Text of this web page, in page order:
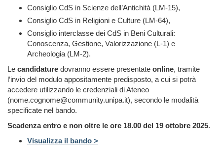
Consiglio CdS in Scienze dell’Antichità (LM-15),
Consiglio CdS in Religioni e Culture (LM-64),
Consiglio interclasse dei CdS in Beni Culturali:
Conoscenza, Gestione, Valorizzazione (L-1) e
Archeologia (LM-2).
Le candidature dovranno essere presentate online, tramite
l’invio del modulo appositamente predisposto, a cui si potrà
accedere utilizzando le credenziali di Ateneo
(nome.cognome@community.unipa.it), secondo le modalità
specificate nel bando.
Scadenza entro e non oltre le ore 18.00 del 19 ottobre 2025.
Visualizza il bando >